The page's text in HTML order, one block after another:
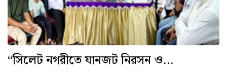
“সিলেট নগরীতে যানজট নিরসন ও...